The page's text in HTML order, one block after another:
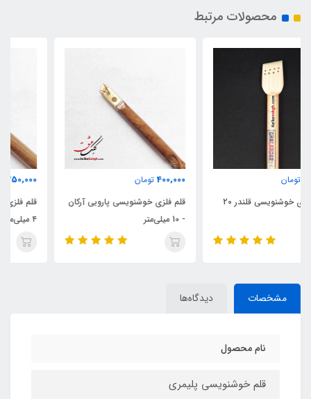
محصولات مرتبط
400,000
قلم فلزی خوشنویسی پارویی آرکان
350,000
قلم فلزی خوشنویسی پارویی آرکان
مشخصات دیدگاه‌ها
نام محصول
قلم خوشنویسی پلیمری